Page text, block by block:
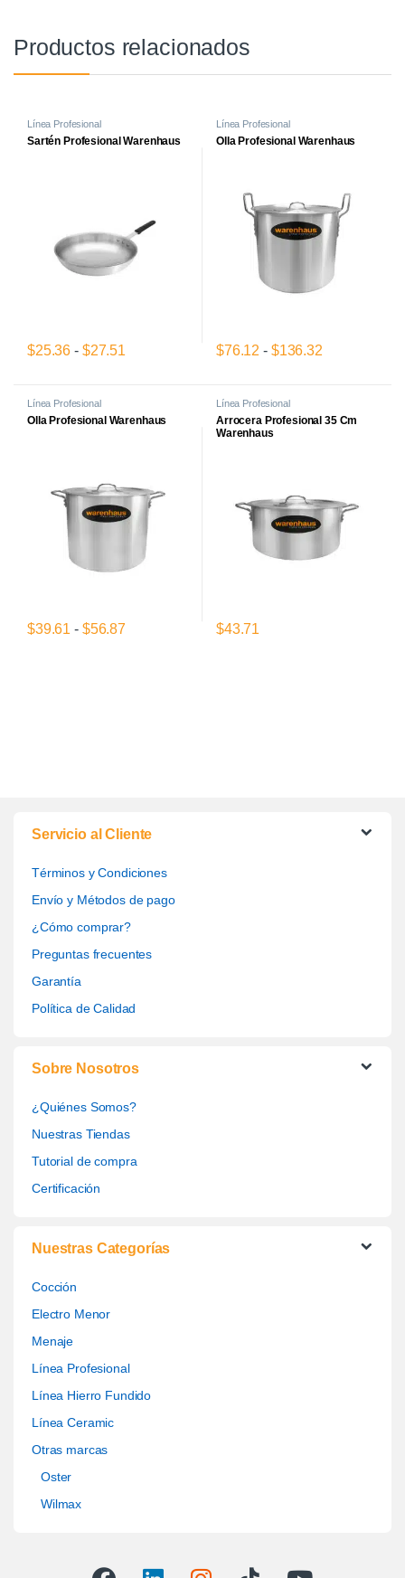
Productos relacionados
Línea Profesional
Sartén Profesional Warenhaus
$25.36 - $27.51 Rango de precios: desde $25.36 hasta
Línea Profesional
Olla Profesional Warenhaus
$76.12 - $136.32Rango de
Línea Profesional
Olla Profesional Warenhaus
$39.61 - $56.87Rango de precios: desde $39.61 hasta
Línea Profesional
Arrocera Profesional 35 Cm
Warenhaus
$43.71
Servicio al Cliente
Términos y Condiciones
Envío y Métodos de pago
¿Cómo comprar?
Preguntas frecuentes
Garantía
Política de Calidad
Sobre Nosotros
¿Quiénes Somos?
Nuestras Tiendas
Tutorial de compra
Certificación
Nuestras Categorías
Cocción
Electro Menor
Menaje
Línea Profesional
Línea Hierro Fundido
Línea Ceramic
Otras marcas
Oster
Wilmax